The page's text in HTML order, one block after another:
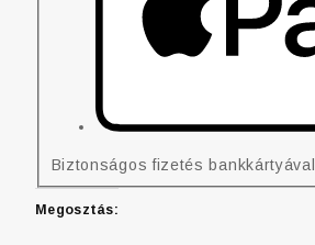
Biztonságos fizetés bankkártyával
Megosztás: